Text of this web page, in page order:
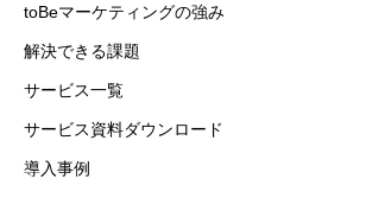
toBeマーケティングの強み
解決できる課題
サービス一覧
サービス資料ダウンロード
導入事例